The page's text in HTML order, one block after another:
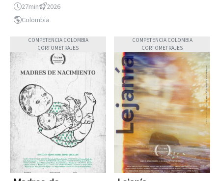
27min
2026
Colombia
COMPETENCIA COLOMBIA
CORTOMETRAJES
COMPETENCIA COLOMBIA
CORTOMETRAJES